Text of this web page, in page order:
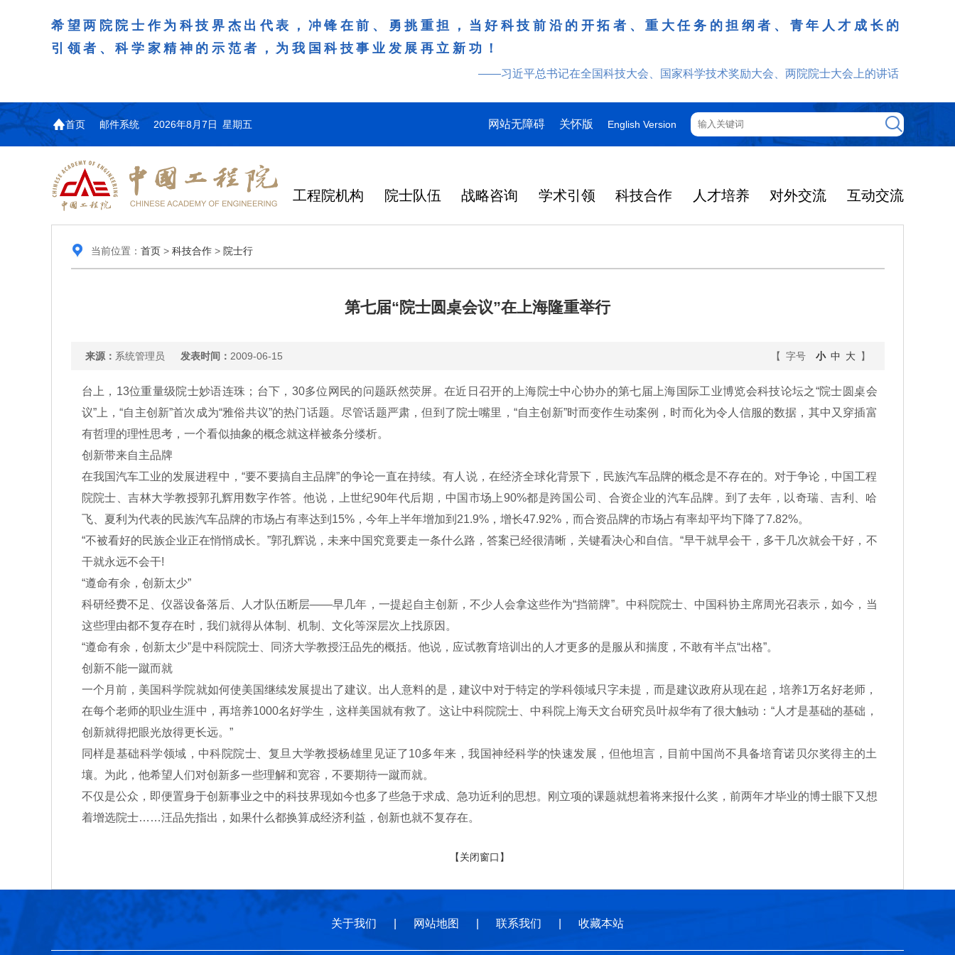
希望两院院士作为科技界杰出代表，冲锋在前、勇挑重担，当好科技前沿的开拓者、重大任务的担纲者、青年人才成长的
引领者、科学家精神的示范者，为我国科技事业发展再立新功！
——习近平总书记在全国科技大会、国家科学技术奖励大会、两院院士大会上的讲话
首页 邮件系统 2026年8月7日 星期五 网站无障碍 关怀版 English Version
工程院机构 院士队伍 战略咨询 学术引领 科技合作 人才培养 对外交流 互动交流
当前位置： 首页> 科技合作> 院士行
第七届“院士圆桌会议”在上海隆重举行
来源： 系统管理员 发表时间： 2009-06-15 【 字号 小 中 大】
台上，13位重量级院士妙语连珠；台下，30多位网民的问题跃然荧屏。在近日召开的上海院士中心协办的第七届上海国际工业博览会科技论坛之“院士圆桌会
议”上，“自主创新”首次成为“雅俗共议”的热门话题。尽管话题严肃，但到了院士嘴里，“自主创新”时而变作生动案例，时而化为令人信服的数据，其中又穿插富
有哲理的理性思考，一个看似抽象的概念就这样被条分缕析。
创新带来自主品牌
在我国汽车工业的发展进程中，“要不要搞自主品牌”的争论一直在持续。有人说，在经济全球化背景下，民族汽车品牌的概念是不存在的。对于争论，中国工程
院院士、吉林大学教授郭孔辉用数字作答。他说，上世纪90年代后期，中国市场上90%都是跨国公司、合资企业的汽车品牌。到了去年，以奇瑞、吉利、哈
飞、夏利为代表的民族汽车品牌的市场占有率达到15%，今年上半年增加到21.9%，增长47.92%，而合资品牌的市场占有率却平均下降了7.82%。
“不被看好的民族企业正在悄悄成长。”郭孔辉说，未来中国究竟要走一条什么路，答案已经很清晰，关键看决心和自信。“早干就早会干，多干几次就会干好，不
干就永远不会干!
“遵命有余，创新太少”
科研经费不足、仪器设备落后、人才队伍断层——早几年，一提起自主创新，不少人会拿这些作为“挡箭牌”。中科院院士、中国科协主席周光召表示，如今，当
这些理由都不复存在时，我们就得从体制、机制、文化等深层次上找原因。
“遵命有余，创新太少”是中科院院士、同济大学教授汪品先的概括。他说，应试教育培训出的人才更多的是服从和揣度，不敢有半点“出格”。
创新不能一蹴而就
一个月前，美国科学院就如何使美国继续发展提出了建议。出人意料的是，建议中对于特定的学科领域只字未提，而是建议政府从现在起，培养1万名好老师，
在每个老师的职业生涯中，再培养1000名好学生，这样美国就有救了。这让中科院院士、中科院上海天文台研究员叶叔华有了很大触动：“人才是基础的基础，
创新就得把眼光放得更长远。”
同样是基础科学领域，中科院院士、复旦大学教授杨雄里见证了10多年来，我国神经科学的快速发展，但他坦言，目前中国尚不具备培育诺贝尔奖得主的土
壤。为此，他希望人们对创新多一些理解和宽容，不要期待一蹴而就。
不仅是公众，即便置身于创新事业之中的科技界现如今也多了些急于求成、急功近利的思想。刚立项的课题就想着将来报什么奖，前两年才毕业的博士眼下又想
着增选院士……汪品先指出，如果什么都换算成经济利益，创新也就不复存在。
【关闭窗口】
关于我们 网站地图 联系我们 收藏本站